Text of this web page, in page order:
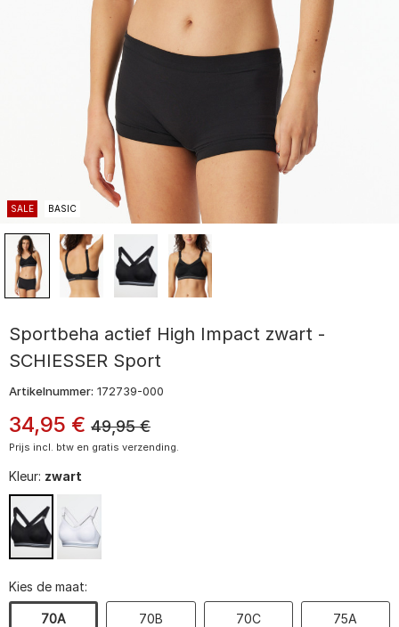
SALE BASIC
Sportbeha actief High Impact zwart -
SCHIESSER Sport
Artikelnummer: 172739-000
34,95 € 49,95 €
Prijs incl. btw en gratis verzending.
Kleur: zwart
Kies de maat:
70A 70B 70C 75A